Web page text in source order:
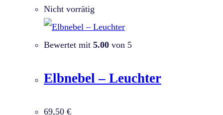
Nicht vorrätig
Bewertet mit 5.00 von 5
Elbnebel – Leuchter
69,50 €